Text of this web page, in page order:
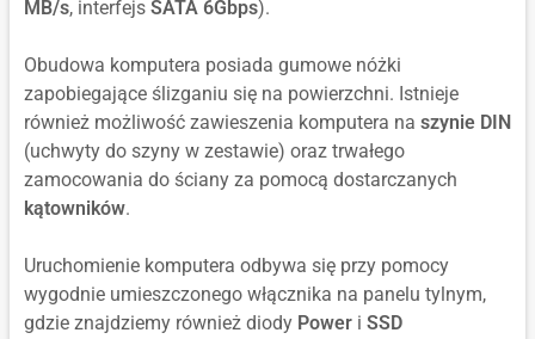
MB/s, interfejs SATA 6Gbps).
Obudowa komputera posiada gumowe nóżki
zapobiegające ślizganiu się na powierzchni. Istnieje
również możliwość zawieszenia komputera na szynie DIN
(uchwyty do szyny w zestawie) oraz trwałego
zamocowania do ściany za pomocą dostarczanych
kątowników.
Uruchomienie komputera odbywa się przy pomocy
wygodnie umieszczonego włącznika na panelu tylnym,
gdzie znajdziemy również diody Power i SSD